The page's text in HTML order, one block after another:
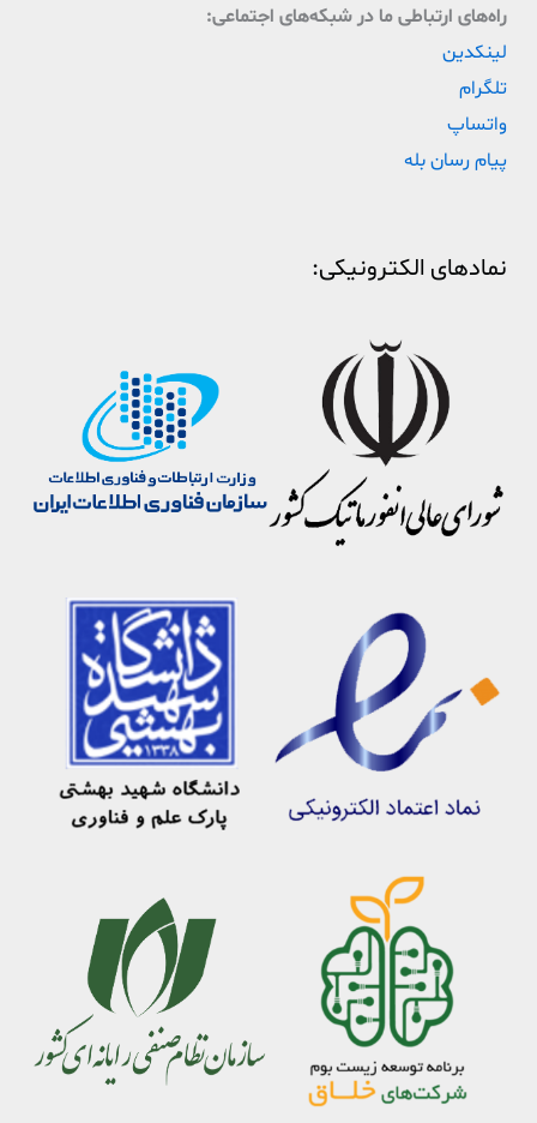
راه‌‌های ارتباطی ما در شبکه‌های اجتماعی:
لینکدین
تلگرام
واتساپ
پیام رسان بله
نمادهای الکترونیکی: